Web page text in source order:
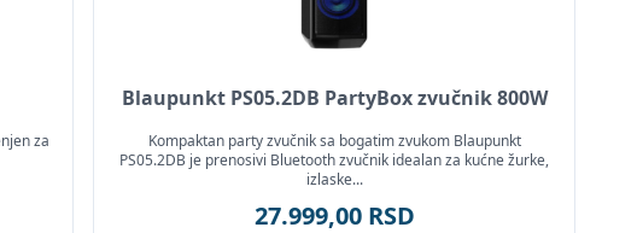
za
Blaupunkt PS05.2DB PartyBox zvučnik 800W
Kompaktan party zvučnik sa bogatim zvukom Blaupunkt
PS05.2DB je prenosivi Bluetooth zvučnik idealan za kućne žurke,
izlaske...
27.999,00 RSD